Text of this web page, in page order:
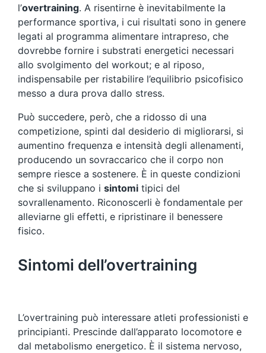
l’overtraining. A risentirne è inevitabilmente la
performance sportiva, i cui risultati sono in genere
legati al programma alimentare intrapreso, che
dovrebbe fornire i substrati energetici necessari
allo svolgimento del workout; e al riposo,
indispensabile per ristabilire l’equilibrio psicofisico
messo a dura prova dallo stress.
Può succedere, però, che a ridosso di una
competizione, spinti dal desiderio di migliorarsi, si
aumentino frequenza e intensità degli allenamenti,
producendo un sovraccarico che il corpo non
sempre riesce a sostenere. È in queste condizioni
che si sviluppano i sintomi tipici del
sovrallenamento. Riconoscerli è fondamentale per
alleviarne gli effetti, e ripristinare il benessere
fisico.
Sintomi dell’overtraining
L’overtraining può interessare atleti professionisti e
principianti. Prescinde dall’apparato locomotore e
dal metabolismo energetico. È il sistema nervoso,